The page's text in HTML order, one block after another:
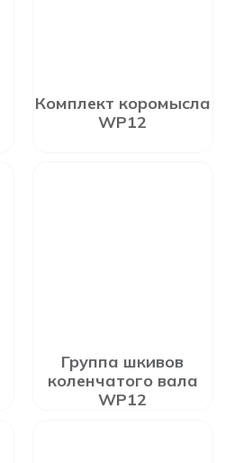
Комплект коромысла
WP12
Группа шкивов
коленчатого вала
WP12